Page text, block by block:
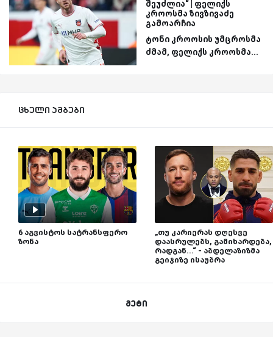
შეუძლია“ | ფელიქს
კროოსმა ზივზივაძე
გამოარჩია
ტონი კროოსის უმცროსმა
ძმამ, ფელიქს კროოსმა...
ცხელი ამბები
6 აგვისტოს სატრანსფერო
ზონა
„თუ კარიერას დღესვე
დაასრულებს, გამიხარდება,
რადგან...“ - აბდელაზიზმა
გეიჯიზე ისაუბრა
მეტი